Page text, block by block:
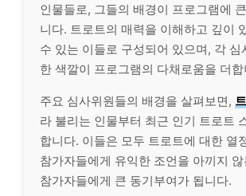
인물들로, 그들의 배경이 프로그램에
니다. 트로트의 매력을 이해하고 깊이
수 있는 이들로 구성되어 있으며, 각 심
한 색깔이 프로그램의 다채로움을 더합
주요 심사위원들의 배경을 살펴보면,
라 불리는 인물부터 최근 인기 트로트
합니다. 이들은 모두 트로트에 대한 열
참가자들에게 유익한 조언을 아끼지
참가자들에게 큰 동기부여가 됩니다.